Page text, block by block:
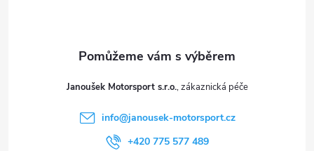
Janoušek Motorsport s.r.o.
info@janousek-motorsport.cz
+420 775 577 489